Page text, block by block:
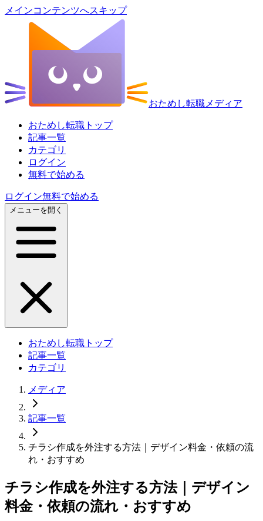
メインコンテンツへスキップ
おためし転職メディア
おためし転職トップ
記事一覧
カテゴリ
ログイン
無料で始める
ログイン無料で始める
メニューを開く
おためし転職トップ
記事一覧
カテゴリ
メディア
記事一覧
チラシ作成を外注する方法｜デザイン料金・依頼の流
れ・おすすめ
チラシ作成を外注する方法｜デザイン
料金・依頼の流れ・おすすめ